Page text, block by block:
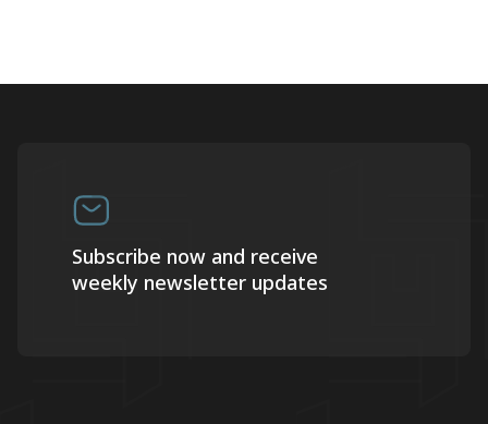
Subscribe now and receive
weekly newsletter updates